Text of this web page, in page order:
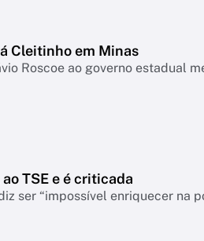
Cleitinho em Minas
Roscoe ao governo estadual
TSE e é criticada
ser “impossível enriquecer na